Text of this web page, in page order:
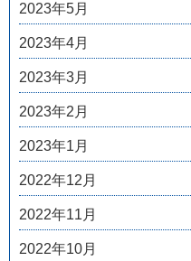
2023年5月
2023年4月
2023年3月
2023年2月
2023年1月
2022年12月
2022年11月
2022年10月